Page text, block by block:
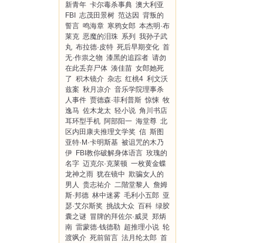
新青年 卡尔毒杀事典 澳大利亚
FBI
志茂田景树 范达因 背叛的
誓言 鸣海章 寒鸦女郎 本杰明·布
莱克 恶魔的泪珠 系列
我孙子武
丸 布拉德·皮特 死后早期变化 首
无·作祟之物 漆黑的追踪者 请勿
在此丢弃尸体 湊佳苗 女郎她死
了 积木镜介 杂志 红桃4 利文沃
兹案 秋月凉介 音乐学院理事杀
人事件 贾德森·菲利普斯 惊悚 牧
逸马 佐木龙太 轻小说 角川书店
耳环型手机 阿部阳一 海堂尊 北
区内田康夫推理文学奖 信 斯图
亚特·M·卡明斯基 被诅咒的木乃
伊 FBI教你破解身体语言 玫瑰的
名字 迈克尔·克莱顿 一枚黄金蝶
龙神之雨 犹在镜中 欺骗女人的
男人 贵志祐介 二階堂黎人 詹姆
斯·邦德 林中迷雾 毛利小五郎 亚
瑟·艾尔斯奖 挑战大众 百科 绿胶
囊之谜 冒牌的拜佐尔·威灵 郑炳
南 雷蒙德·钱德勒 超推理小说 轮
渡飒介 死前留言 法月纶太郎 首